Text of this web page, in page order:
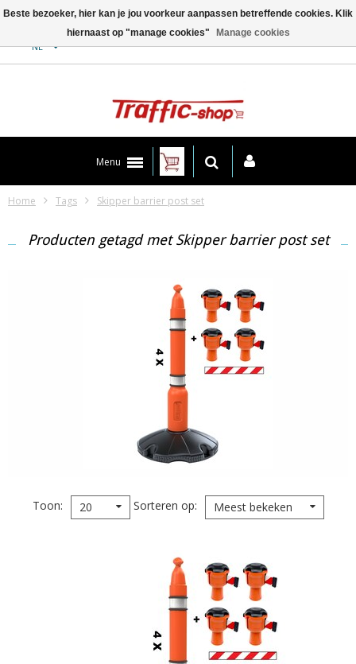
NL
Menu
Home Tags Skipper barrier post set
Producten getagd met Skipper barrier post set
Toon 20 Sorteren op Meest bekeken
Beste bezoeker, hier kan je jou voorkeur aanpassen betreffende cookies. Klik
hiernaast op "manage cookies"
Manage cookies